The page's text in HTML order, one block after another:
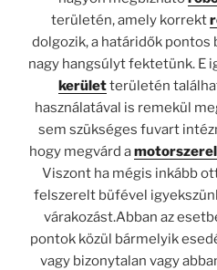
területén, amely korrekt
dolgozik, a határidők pontos
nagy hangsúlyt fektetünk. E
kerületterületén
használatával is remekül
sem szükséges fuvart
hogy megvárd a
Viszont ha mégis inkább
felszerelt büfével
várakozást.Abban az
pontok közül bármelyik
vagy bizonytalan vagy